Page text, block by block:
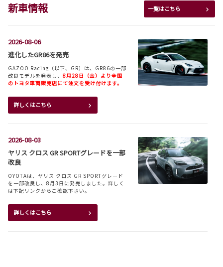
新車情報 一覧はこちら
2026-08-06
進化したGR86を発売
GAZOO Racing（以下、GR）は、GR86の一部
改良モデルを発表し、 8月28日（金）より全国
のトヨタ車両販売店にて注文を受け付けます。
詳しくはこちら
2026-08-03
ヤリス クロス GR SPORTグレードを一部
改良
OYOTAは、ヤリス クロス GR SPORTグレード
を一部改良し、8月3日に発売しました。詳しく
は下記リンクからご確認下さい。
詳しくはこちら